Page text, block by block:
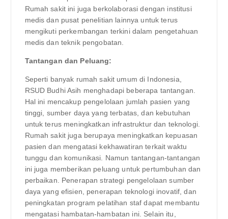
Rumah sakit ini juga berkolaborasi dengan institusi
medis dan pusat penelitian lainnya untuk terus
mengikuti perkembangan terkini dalam pengetahuan
medis dan teknik pengobatan.
Tantangan dan Peluang:
Seperti banyak rumah sakit umum di Indonesia,
RSUD Budhi Asih menghadapi beberapa tantangan.
Hal ini mencakup pengelolaan jumlah pasien yang
tinggi, sumber daya yang terbatas, dan kebutuhan
untuk terus meningkatkan infrastruktur dan teknologi.
Rumah sakit juga berupaya meningkatkan kepuasan
pasien dan mengatasi kekhawatiran terkait waktu
tunggu dan komunikasi. Namun tantangan-tantangan
ini juga memberikan peluang untuk pertumbuhan dan
perbaikan. Penerapan strategi pengelolaan sumber
daya yang efisien, penerapan teknologi inovatif, dan
peningkatan program pelatihan staf dapat membantu
mengatasi hambatan-hambatan ini. Selain itu,